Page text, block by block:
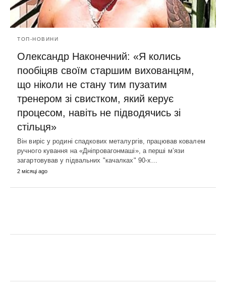
ТОП-НОВИНИ
Олександр Наконечний: «Я колись
пообіцяв своїм старшим вихованцям,
що ніколи не стану тим пузатим
тренером зі свистком, який керує
процесом, навіть не підводячись зі
стільця»
Він виріс у родині спадкових металургів, працював ковалем
ручного кування на «Дніпровагонмаші», а перші м’язи
загартовував у підвальних "качалках" 90-х…
2 місяці ago